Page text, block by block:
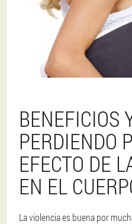
BENEFICIOS
PERDIENDO
EFECTO DE
EN EL
La violencia es buena por